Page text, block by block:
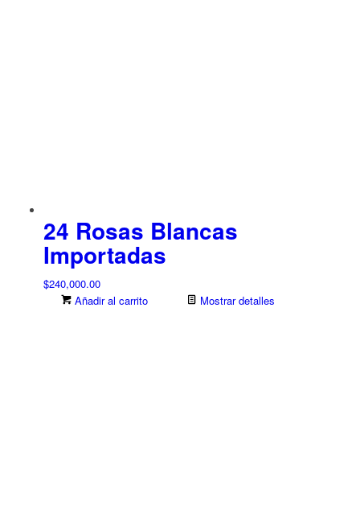
24 Rosas Blancas
Importadas
$240,000.00
Añadir al carrito
Mostrar detalles